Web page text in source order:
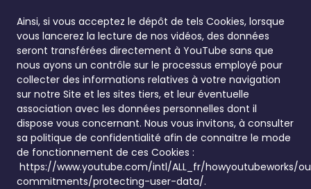
Ainsi, si vous acceptez le dépôt de tels Cookies, lorsque
vous lancerez la lecture de nos vidéos, des données
seront transférées directement à YouTube sans que
nous ayons un contrôle sur le processus employé pour
collecter des informations relatives à votre navigation
sur notre Site et les sites tiers, et leur éventuelle
association avec les données personnelles dont il
dispose vous concernant. Nous vous invitons, à consulter
sa politique de confidentialité afin de connaitre le mode
de fonctionnement de ces Cookies :
https://www.youtube.com/intl/ALL_fr/howyoutubeworks/
commitments/protecting-user-data/.